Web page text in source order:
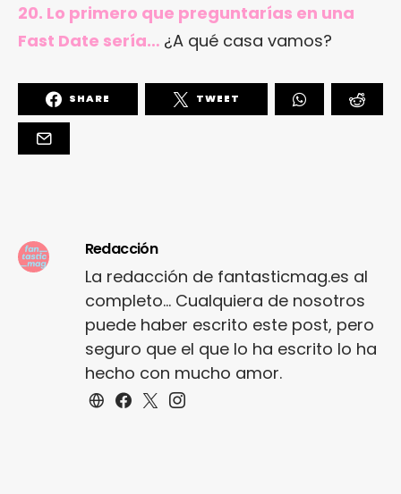
20. Lo primero que preguntarías en una
Fast Date sería… ¿A qué casa vamos?
SHARE TWEET
Redacción
La redacción de fantasticmag.es al
completo... Cualquiera de nosotros
puede haber escrito este post, pero
seguro que el que lo ha escrito lo ha
hecho con mucho amor.